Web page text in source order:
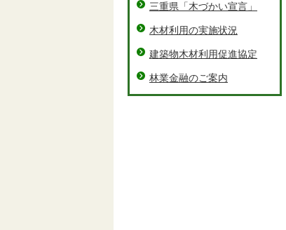
三重県「木づかい宣言」
木材利用の実施状況
建築物木材利用促進協定
林業金融のご案内